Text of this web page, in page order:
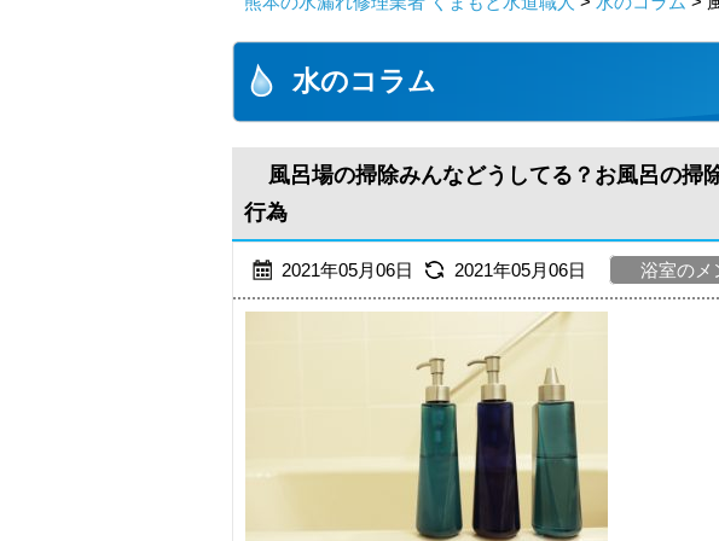
水のコラム
風呂場の掃除みんなどうしてる？お風呂の掃
行為
2021年05月06日 2021年05月06日 浴室のメ